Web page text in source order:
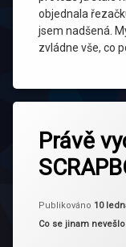
objednala
jsem nadšená.
zvládne vše, co
Právě
Publikováno 10
Kategorie:
Co se jinam nevešlo